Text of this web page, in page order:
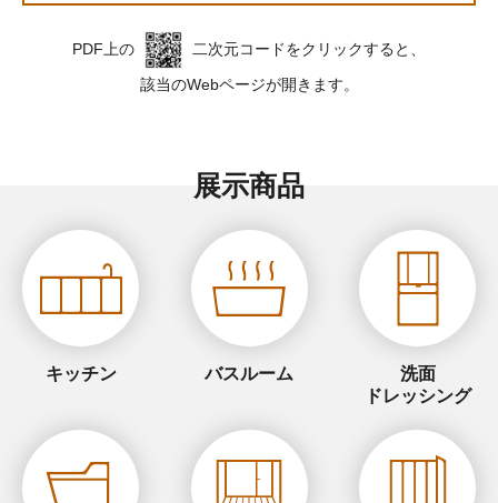
PDF上の 二次元コードをクリックすると、
該当のWebページが開きます。
展示商品
キッチン バスルーム
洗面
ドレッシング